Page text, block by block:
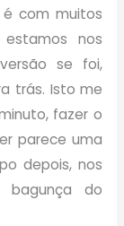
com muitos
nos
se foi,
trás. Isto me
fazer o
parece uma
depois, nos
bagunça do